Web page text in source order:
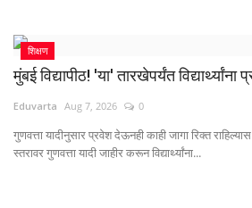
शिक्षण
मुंबई विद्यापीठ! 'या' तारखेपर्यंत विद्यार्थ्यांना
Eduvarta Aug 7, 2026 0
गुणवत्ता यादीनुसार प्रवेश देऊनही काही जागा रिक्त
स्तरावर गुणवत्ता यादी जाहीर करून विद्यार्थ्यांना...